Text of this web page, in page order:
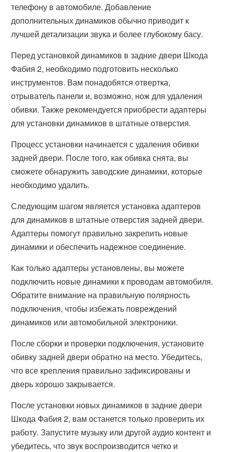
телефону в автомобиле. Добавление
дополнительных динамиков обычно приводит к
лучшей детализации звука и более глубокому басу.
Перед установкой динамиков в задние двери Шкода
Фабия 2, необходимо подготовить несколько
инструментов. Вам понадобятся отвертка,
отрыватель панели и, возможно, нож для удаления
обивки. Также рекомендуется приобрести адаптеры
для установки динамиков в штатные отверстия.
Процесс установки начинается с удаления обивки
задней двери. После того, как обивка снята, вы
сможете обнаружить заводские динамики, которые
необходимо удалить.
Следующим шагом является установка адаптеров
для динамиков в штатные отверстия задней двери.
Адаптеры помогут правильно закрепить новые
динамики и обеспечить надежное соединение.
Как только адаптеры установлены, вы можете
подключить новые динамики к проводам автомобиля.
Обратите внимание на правильную полярность
подключения, чтобы избежать повреждений
динамиков или автомобильной электроники.
После сборки и проверки подключения, установите
обивку задней двери обратно на место. Убедитесь,
что все крепления правильно зафиксированы и
дверь хорошо закрывается.
После установки новых динамиков в задние двери
Шкода Фабия 2, вам останется только проверить их
работу. Запустите музыку или другой аудио контент и
убедитесь, что звук воспроизводится четко и